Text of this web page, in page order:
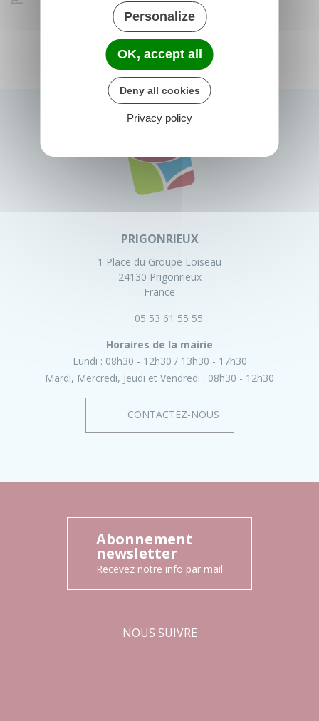
PRIGONRIEUX
1 Place du Groupe Loiseau
24130 Prigonrieux
France
05 53 61 55 55
Horaires de la mairie
Lundi : 08h30 - 12h30
13h30 - 17h30
Mardi, Mercredi, Jeudi et Vendredi : 08h30 - 12h30
CONTACTEZ-NOUS
Abonnement
newsletter
Recevez notre info par mail
NOUS SUIVRE
Personalize
OK, accept all
Deny all cookies
Privacy policy